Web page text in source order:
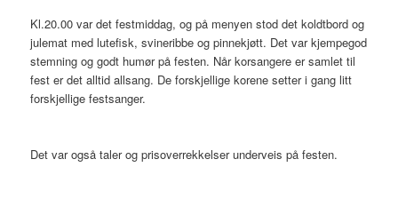
Kl.20.00 var det festmiddag, og på menyen stod det koldtbord og
julemat med lutefisk, svineribbe og pinnekjøtt. Det var kjempegod
stemning og godt humør på festen. Når korsangere er samlet til
fest er det alltid allsang. De forskjellige korene setter i gang litt
forskjellige festsanger.
Det var også taler og prisoverrekkelser underveis på festen.